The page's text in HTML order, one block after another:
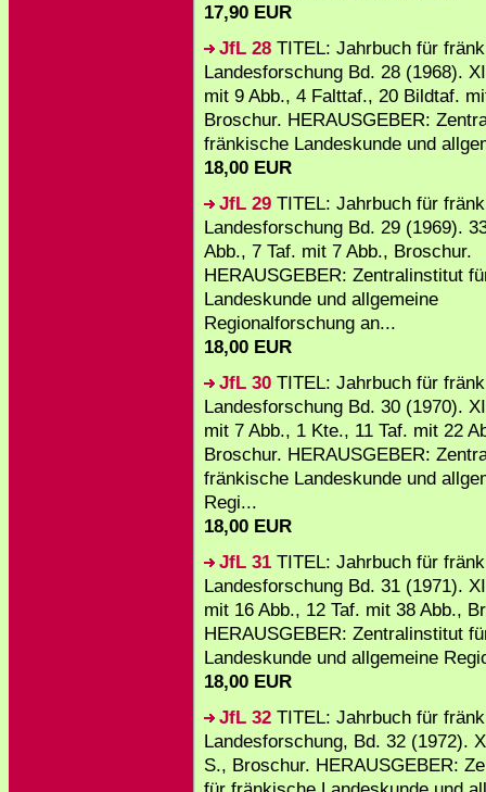
17,90 EUR
JfL 28 TITEL: Jahrbuch für
Landesforschung Bd. 28 (1968).
mit 9 Abb., 4 Falttaf., 20 Bildtaf.
Broschur. HERAUSGEBER:
fränkische Landeskunde und
18,00 EUR
JfL 29 TITEL: Jahrbuch für
Landesforschung Bd. 29 (1969).
Abb., 7 Taf. mit 7 Abb., Broschur.
HERAUSGEBER: Zentralinstitut
Landeskunde und allgemeine
Regionalforschung an...
18,00 EUR
JfL 30 TITEL: Jahrbuch für
Landesforschung Bd. 30 (1970).
mit 7 Abb., 1 Kte., 11 Taf. mit 22
Broschur. HERAUSGEBER:
fränkische Landeskunde und
Regi...
18,00 EUR
JfL 31 TITEL: Jahrbuch für
Landesforschung Bd. 31 (1971).
mit 16 Abb., 12 Taf. mit 38 Abb.,
HERAUSGEBER: Zentralinstitut
Landeskunde und allgemeine
18,00 EUR
JfL 32 TITEL: Jahrbuch für
Landesforschung, Bd. 32 (1972).
S., Broschur. HERAUSGEBER: